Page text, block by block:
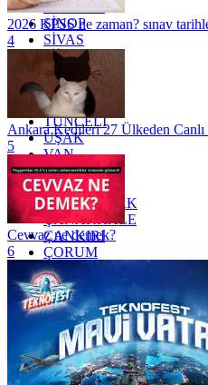
SAMSUN
SİNOP
SİVAS
SİİRT
TEKİRDAĞ
TOKAT
TRABZON
TUNCELİ
UŞAK
VAN
YALOVA
YOZGAT
ZONGULDAK
ÇANAKKALE
ÇANKIRI
ÇORUM
İSTANBUL
İZMİR
ŞANLIURFA
ŞIRNAK
2026 KPSS ne zaman? sınav
4
Ankara Kedileri 27 Ülkeden
5
Cevvaz ne demek?
6